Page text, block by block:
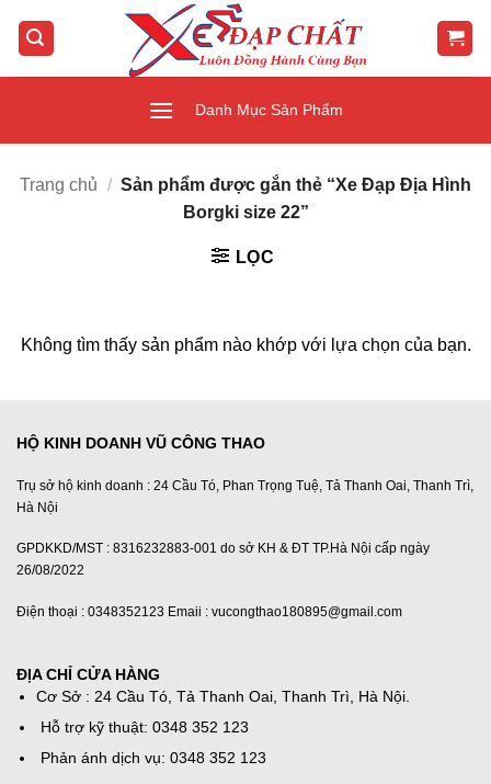
qua
Danh Mục Sản Phẩm
Trang chủ / Sản phẩm được gắn thẻ “Xe Đạp Địa Hình
Borgki size 22”
LỌC
Không tìm thấy sản phẩm nào khớp với lựa chọn của bạn.
HỘ KINH DOANH VŨ CÔNG THAO
Trụ sở hộ kinh doanh : 24 Cầu Tó, Phan Trọng Tuệ, Tả Thanh Oai, Thanh Trì,
Hà Nội
GPDKKD/MST : 8316232883-001 do sở KH & ĐT TP.Hà Nội cấp ngày
26/08/2022
Điện thoại : 0348352123 Emaii : vucongthao180895@gmail.com
ĐỊA CHỈ CỬA HÀNG
Cơ Sở : 24 Cầu Tó, Tả Thanh Oai, Thanh Trì, Hà Nội.
Hỗ trợ kỹ thuật: 0348 352 123
Phản ánh dịch vụ: 0348 352 123